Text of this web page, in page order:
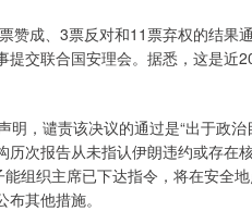
成、3票反对和11票弃权的结果
提交联合国安理会。据悉，这是近
，谴责该决议的通过是“出于政治
次报告从未指认伊朗违约或存在
组织主席已下达指令，将在安全
其他措施。